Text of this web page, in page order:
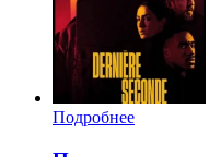
Подробнее